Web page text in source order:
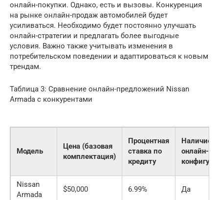
онлайн-покупки. Однако, есть и вызовы. Конкуренция
на рынке онлайн-продаж автомобилей будет
усиливаться. Необходимо будет постоянно улучшать
онлайн-стратегии и предлагать более выгодные
условия. Важно также учитывать изменения в
потребительском поведении и адаптироваться к новым
трендам.
Таблица 3: Сравнение онлайн-предложений Nissan
Armada с конкурентами
Модель
Цена (базовая
комплектация)
Процентная
ставка по
кредиту
Наличие
онлайн-
Nissan
Armada
$50,000 6.99% Да